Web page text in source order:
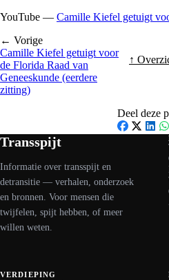
YouTube — Camille Kiefel getuigt
← Vorige
Camille Kiefel getuigt voor
de Florida Raad van
Geneeskunde (eerdere
zitting)
↑
Deel deze
Facebook
X
Transspijt
Informatie over transspijt en
detransitie — verhalen, onderzoek
en bronnen. Voor mensen die
twijfelen, spijt hebben, of meer
willen weten.
VERDIEPING